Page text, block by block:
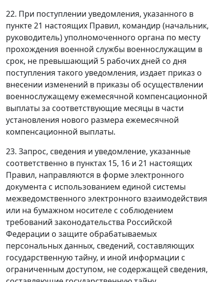
22. При поступлении уведомления, указанного в
пункте 21 настоящих Правил, командир (начальник,
руководитель) уполномоченного органа по месту
прохождения военной службы военнослужащим в
срок, не превышающий 5 рабочих дней со дня
поступления такого уведомления, издает приказ о
внесении изменений в приказы об осуществлении
военнослужащему ежемесячной компенсационной
выплаты за соответствующие месяцы в части
установления нового размера ежемесячной
компенсационной выплаты.
23. Запрос, сведения и уведомление, указанные
соответственно в пунктах 15, 16 и 21 настоящих
Правил, направляются в форме электронного
документа с использованием единой системы
межведомственного электронного взаимодействия
или на бумажном носителе с соблюдением
требований законодательства Российской
Федерации о защите обрабатываемых
персональных данных, сведений, составляющих
государственную тайну, и иной информации с
ограниченным доступом, не содержащей сведения,